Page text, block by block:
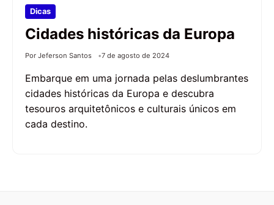
Dicas
Cidades históricas da Europa
Por Jeferson Santos 7 de agosto de 2024
Embarque em uma jornada pelas deslumbrantes
cidades históricas da Europa e descubra
tesouros arquitetônicos e culturais únicos em
cada destino.